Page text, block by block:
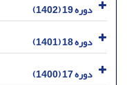
دوره 19 (1402)
دوره 18 (1401)
دوره 17 (1400)